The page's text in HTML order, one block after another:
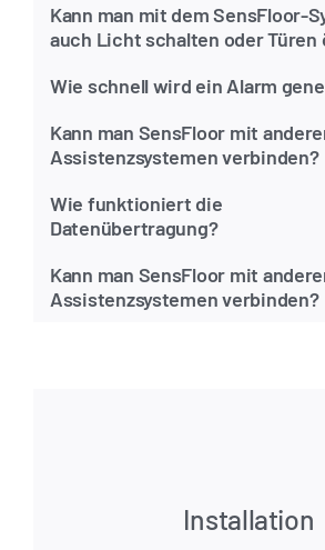
Kann man mit dem SensFloor-
auch Licht schalten oder Türen
Wie schnell wird ein Alarm
Kann man SensFloor mit
Assistenzsystemen verbinden?
Wie funktioniert die
Datenübertragung?
Kann man SensFloor mit
Assistenzsystemen verbinden?
Installation